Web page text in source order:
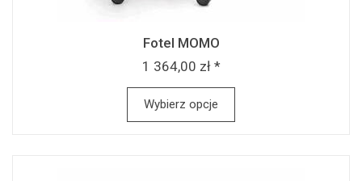
Fotel MOMO
1 364,00 zł *
Wybierz opcje